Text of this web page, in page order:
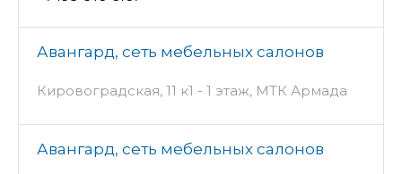
Авангард, сеть мебельных салонов
Кировоградская, 11 к1 - 1 этаж, МТК Армада
Авангард, сеть мебельных салонов